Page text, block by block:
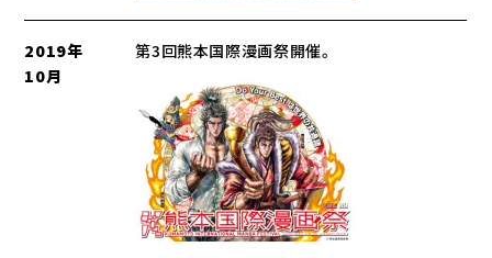
2019年
10月
第3回熊本国際漫画祭開催。